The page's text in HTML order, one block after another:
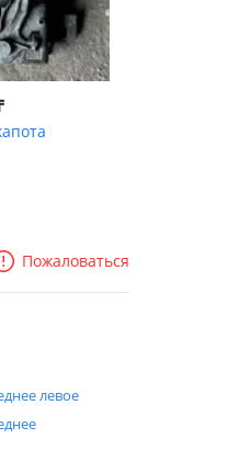
Пожаловаться
левое